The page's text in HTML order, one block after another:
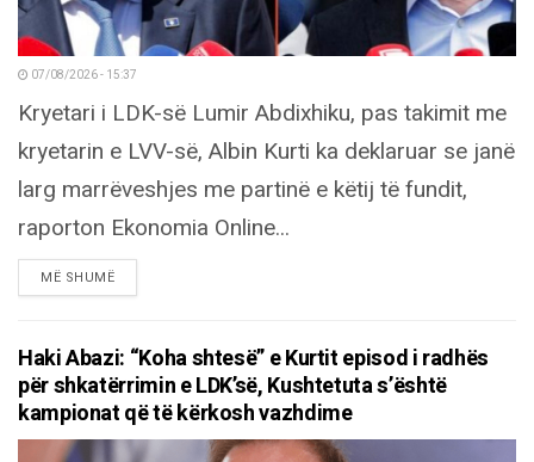
07/08/2026 - 15:37
Kryetari i LDK-së Lumir Abdixhiku, pas takimit me
kryetarin e LVV-së, Albin Kurti ka deklaruar se janë
larg marrëveshjes me partinë e këtij të fundit,
raporton Ekonomia Online...
MË SHUMËDETAILS
Haki Abazi: “Koha shtesë” e Kurtit episod i radhës
për shkatërrimin e LDK’së, Kushtetuta s’është
kampionat që të kërkosh vazhdime